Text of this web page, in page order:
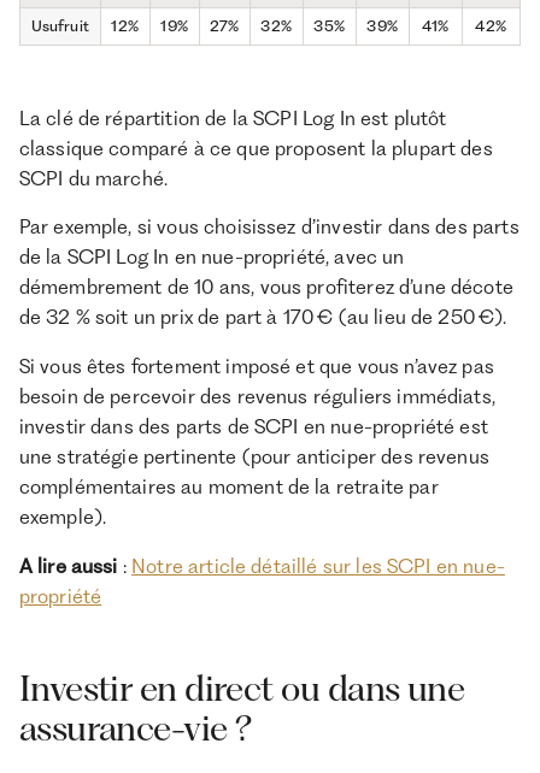
Usufruit 12% 19% 27% 32% 35% 39% 41% 42%
La clé de répartition de la SCPI Log In est plutôt
classique comparé à ce que proposent la plupart des
SCPI du marché.
Par exemple, si vous choisissez d’investir dans des parts
de la SCPI Log In en nue-propriété, avec un
démembrement de 10 ans, vous profiterez d’une décote
de 32 % soit un prix de part à 170 € (au lieu de 250 €).
Si vous êtes fortement imposé et que vous n’avez pas
besoin de percevoir des revenus réguliers immédiats,
investir dans des parts de SCPI en nue-propriété est
une stratégie pertinente (pour anticiper des revenus
complémentaires au moment de la retraite par
exemple).
A lire aussi : Notre article détaillé sur les SCPI en nue-
propriété
Investir en direct ou dans une
assurance-vie ?